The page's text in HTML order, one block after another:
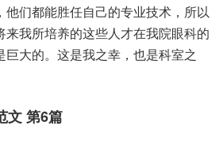
他们都能胜任自己的专业技术，所以
来我所培养的这些人才在我院眼科的
大的。这是我之幸，也是科室之
文 第6篇